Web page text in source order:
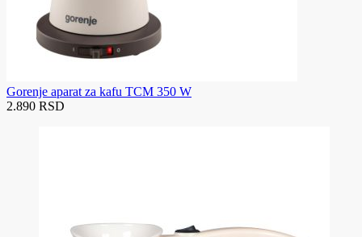
Gorenje aparat za kafu TCM 350 W
2.890 RSD